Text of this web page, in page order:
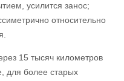
усилится занос;
относительно
15 тысяч километров
для более старых